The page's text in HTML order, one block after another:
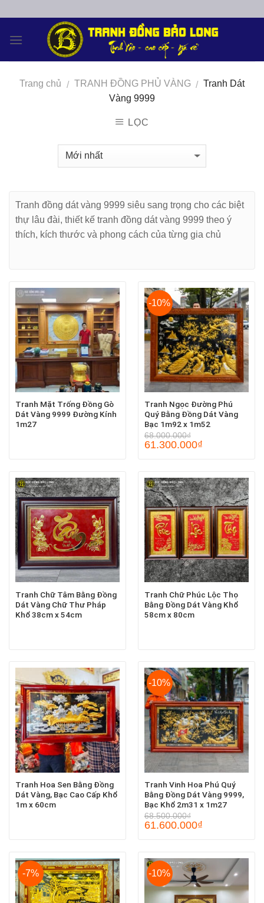
content
Trang chủ / TRANH ĐỒNG PHỦ VÀNG / Tranh Dát
Vàng 9999
LỌC
Tranh đồng dát vàng 9999 siêu sang trọng cho các biệt
thự lâu đài, thiết kế tranh đồng dát vàng 9999 theo ý
thích, kích thước và phong cách của từng gia chủ
Tranh Mặt Trống Đồng Gò
Dát Vàng 9999 Đường Kính
1m27
-10%
Tranh Ngọc Đường Phú
Quý Bằng Đồng Dát Vàng
Bạc 1m92 x 1m52
68.000.000₫
61.300.000₫
Tranh Chữ Tâm Bằng Đồng
Dát Vàng Chữ Thư Pháp
Khổ 38cm x 54cm
Tranh Chữ Phúc Lộc Thọ
Bằng Đồng Dát Vàng Khổ
58cm x 80cm
Tranh Hoa Sen Bằng Đồng
Dát Vàng, Bạc Cao Cấp Khổ
1m x 60cm
-10%
Tranh Vinh Hoa Phú Quý
Bằng Đồng Dát Vàng 9999,
Bạc Khổ 2m31 x 1m27
68.500.000₫
61.600.000₫
-7% -10%